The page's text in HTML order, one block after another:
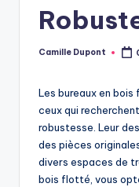
Posted
Camille Dupont
Les bureaux en
ceux qui
robustesse. Leur
des pièces
divers espaces de
bois flotté, vous